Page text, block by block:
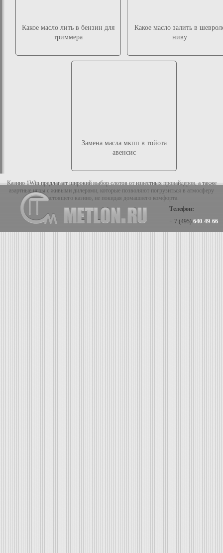
Какое масло лить в бензин для
триммера
Какое масло залить в
ниву
Замена масла мкпп в тойота
авенсис
Казино 1Win предлагает широкий выбор слотов от известных провайдеров, а также
азартные игры с живыми дилерами, которые позволяют погрузиться в атмосферу
настоящего казино, не покидая домашнего комфорта.
Телефон:
+ 7 (495) 640-49-66